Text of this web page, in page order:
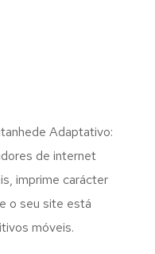
Adaptativo:
de internet
imprime carácter
o seu site está
móveis.